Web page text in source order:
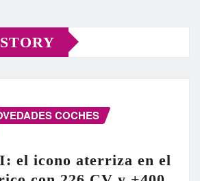
COCHES
el icono aterriza en el